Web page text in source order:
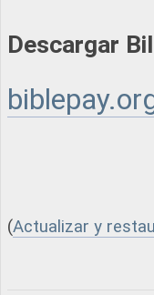
Descargar
(Actualizar y